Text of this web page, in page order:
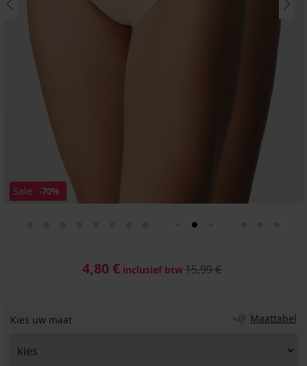
Sale -70%
4,80 € inclusief btw15,99 €
Kies uw maat Maattabel